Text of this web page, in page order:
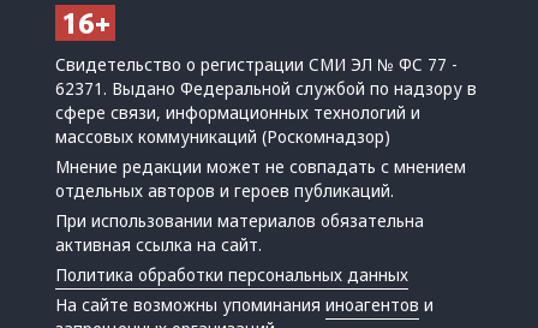
Свидетельство о регистрации СМИ ЭЛ № ФС 77 -
62371. Выдано Федеральной службой по надзору в
сфере связи, информационных технологий и
массовых коммуникаций (Роскомнадзор)
Мнение редакции может не совпадать с мнением
отдельных авторов и героев публикаций.
При использовании материалов обязательна
активная ссылка на сайт.
Политика обработки персональных данных
На сайте возможны упоминанияиноагентов и